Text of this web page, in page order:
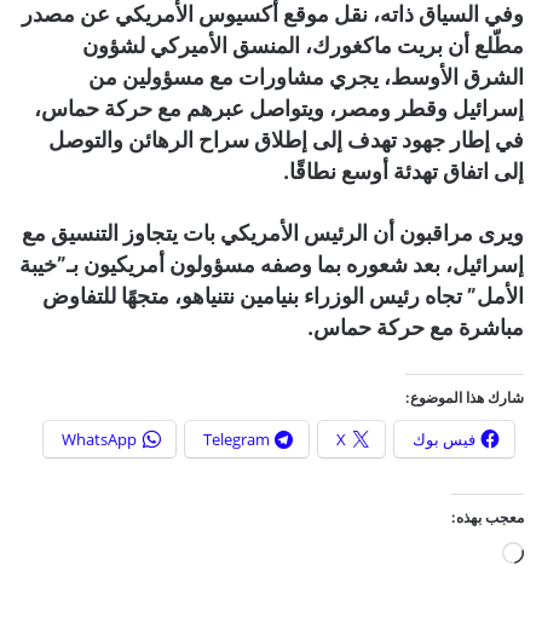
وفي السياق ذاته، نقل موقع أكسيوس الأمريكي عن مصدر
مطّلع أن بريت ماكغورك، المنسق الأميركي لشؤون
الشرق الأوسط، يجري مشاورات مع مسؤولين من
إسرائيل وقطر ومصر، ويتواصل عبرهم مع حركة حماس،
في إطار جهود تهدف إلى إطلاق سراح الرهائن والتوصل
إلى اتفاق تهدئة أوسع نطاقًا.
ويرى مراقبون أن الرئيس الأمريكي بات يتجاوز التنسيق مع
إسرائيل، بعد شعوره بما وصفه مسؤولون أمريكيون بـ”خيبة
الأمل” تجاه رئيس الوزراء بنيامين نتنياهو، متجهًا للتفاوض
مباشرة مع حركة حماس.
شارك هذا الموضوع:
فيس بوك X
Telegram
WhatsApp
معجب بهذه: